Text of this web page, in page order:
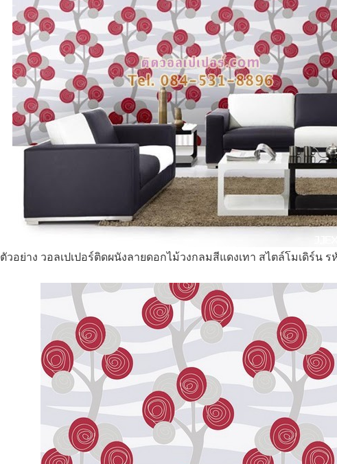
ตัวอย่าง วอลเปเปอร์ติดผนังลายดอกไม้วงกลมสีแดงเทา สไตล์โมเดิร์น ร